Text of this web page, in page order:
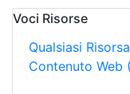
Voci Risorse
Qualsiasi Risorsa
Contenuto Web